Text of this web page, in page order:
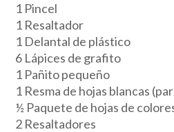
1 Pincel
1 Resaltador
1 Delantal de plástico
6 Lápices de grafito
1 Pañito pequeño
1 Resma de hojas blancas
½ Paquete de hojas de
2 Resaltadores